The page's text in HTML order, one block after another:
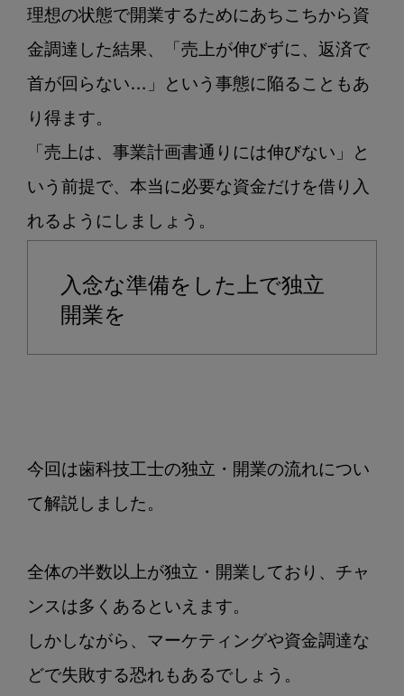
理想の状態で開業するためにあちこちから資
金調達した結果、「売上が伸びずに、返済で
首が回らない…」という事態に陥ることもあ
り得ます。
「売上は、事業計画書通りには伸びない」と
いう前提で、本当に必要な資金だけを借り入
入念な準備をした上で独立
開業を
今回は歯科技工士の独立・開業の流れについ
て解説しました。
全体の半数以上が独立・開業しており、チャ
ンスは多くあるといえます。
しかしながら、マーケティングや資金調達な
どで失敗する恐れもあるでしょう。